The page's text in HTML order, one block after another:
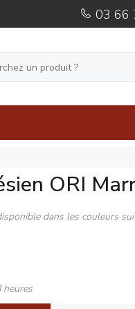
03 66
ORI
dans les couleurs
heures